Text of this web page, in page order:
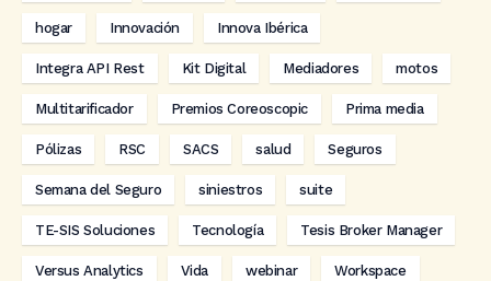
hogar Innovación Innova Ibérica
Integra API Rest Kit Digital Mediadores motos
Multitarificador Premios Coreoscopic Prima media
Pólizas RSC SACS salud Seguros
Semana del Seguro siniestros suite
TE-SIS Soluciones Tecnología Tesis Broker Manager
Versus Analytics Vida webinar Workspace